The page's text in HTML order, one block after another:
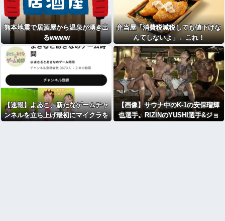
熊本地震で居酒屋から温泉が湧き出
るwwww
弁当屋「消費税減税しても値下げな
んてしないよ」←これ！
【速報】よゐこ、新たなゲームチャ
ンネルを立ち上げ最初にマイクラを
【画像】サウナ中のK‐1の安保瑠輝
也選手。RIZINのYUSHI選手&ジョ